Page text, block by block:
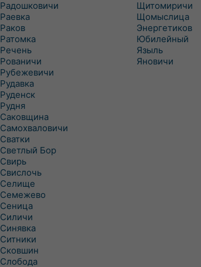
Радошковичи
Раевка
Раков
Ратомка
Речень
Рованичи
Рубежевичи
Рудавка
Руденск
Рудня
Саковщина
Самохваловичи
Сватки
Светлый Бор
Свирь
Свислочь
Селище
Семежево
Сеница
Силичи
Синявка
Ситники
Сковшин
Слобода
Щитомиричи
Щомыслица
Энергетиков
Юбилейный
Языль
Яновичи